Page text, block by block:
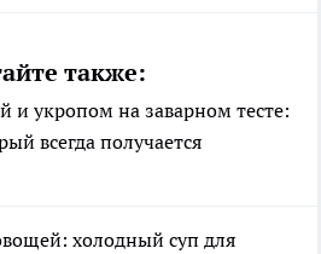
также:
и укропом на заварном тесте:
всегда получается
холодный суп для